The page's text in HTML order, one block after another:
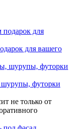
для вашего
шурупы, футорки
не только от